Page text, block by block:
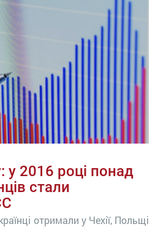
у 2016 році понад
стали
отримали у Чехії, Польщі